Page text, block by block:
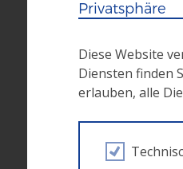
Einrichtungen
Ziel des
Lebenswelten
Der Zugang
Privatsphäre
Diese Website
Diensten finden
erlauben, alle